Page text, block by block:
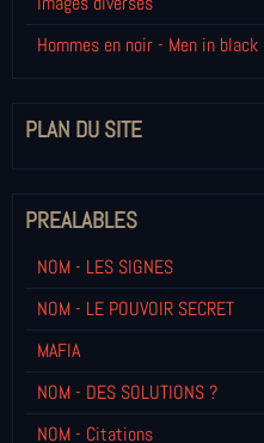
Hommes en noir - Men in black
PLAN DU SITE
PREALABLES
NOM - LES SIGNES
NOM - LE POUVOIR SECRET
MAFIA
NOM - DES SOLUTIONS ?
NOM - Citations